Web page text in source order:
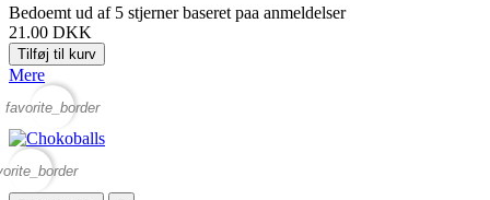
Bedoemt ud af 5 stjerner baseret paa anmeldelser
21.00 DKK
Tilføj til kurv
Mere
favorite_border